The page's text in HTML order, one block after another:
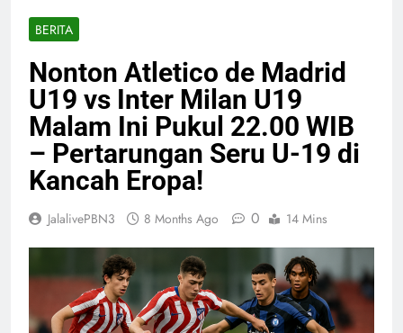
BERITA
Nonton Atletico de Madrid
U19 vs Inter Milan U19
Malam Ini Pukul 22.00 WIB
– Pertarungan Seru U-19 di
Kancah Eropa!
JalalivePBN3 8 Months Ago 0 14 Mins